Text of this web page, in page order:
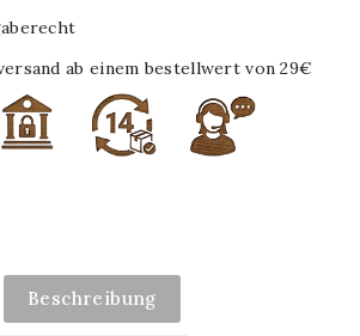
ab einem bestellwert von 29€
Beschreibung